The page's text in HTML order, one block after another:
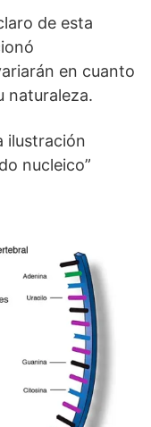
de esta
en cuanto
naturaleza.
ilustración
nucleico”